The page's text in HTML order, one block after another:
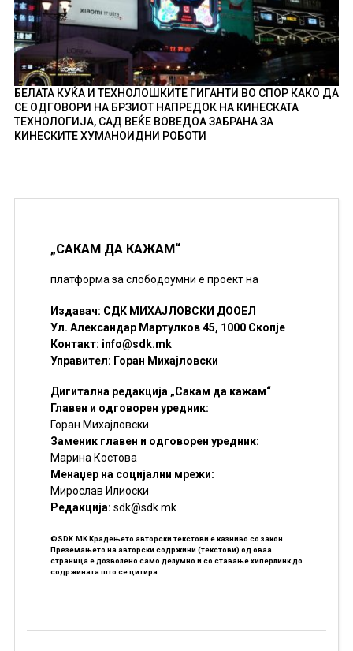
БЕЛАТА КУЌА И ТЕХНОЛОШКИТЕ ГИГАНТИ ВО СПОР КАКО ДА
СЕ ОДГОВОРИ НА БРЗИОТ НАПРЕДОК НА КИНЕСКАТА
ТЕХНОЛОГИЈА, САД ВЕЌЕ ВОВЕДОА ЗАБРАНА ЗА
КИНЕСКИТЕ ХУМАНОИДНИ РОБОТИ
„САКАМ ДА КАЖАМ“
платформа за слободоумни е проект на
Издавач: СДК МИХАЈЛОВСКИ ДООЕЛ
Ул. Александар Мартулков 45, 1000 Скопје
Контакт: info@sdk.mk
Управител: Горан Михајловски
Дигитална редакција „Сакам да кажам“
Главен и одговорен уредник:
Горан Михајловски
Заменик главен и одговорен уредник:
Марина Костова
Менаџер на социјални мрежи:
Мирослав Илиоски
Редакцијa: sdk@sdk.mk
©SDK.MK Крадењето авторски текстови е казниво со закон.
Преземањето на авторски содржини (текстови) од оваа
страница е дозволено само делумно и со ставање хиперлинк до
содржината што се цитира